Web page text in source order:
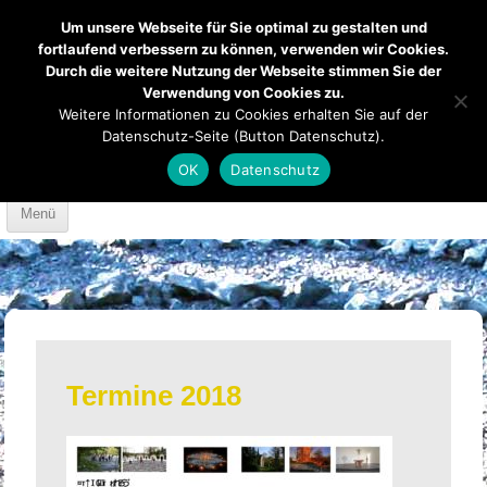
Mendener Labyrinth Kirche Über uns
Anfahrt
Menü
Skip to content
Termine 2018
Um unsere Webseite für Sie optimal zu gestalten und
fortlaufend verbessern zu können, verwenden wir Cookies.
Durch die weitere Nutzung der Webseite stimmen Sie der
Verwendung von Cookies zu.
Weitere Informationen zu Cookies erhalten Sie auf der
Datenschutz-Seite (Button Datenschutz).
OK
Datenschutz